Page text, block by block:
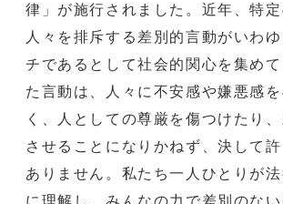
律」が施行されました。近年、特
人々を排斥する差別的言動がいわ
チであるとして社会的関心を集め
た言動は、人々に不安感や嫌悪感
く、人としての尊厳を傷つけたり
させることになりかねず、決して
ありません。私たち一人ひとりが
に理解し、みんなの力で差別のな